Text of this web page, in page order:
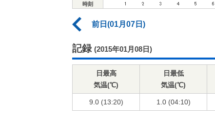
時刻
前日(01月07日)
記録 (2015年01月08日)
日最高
気温(℃)
日最低
気温(℃)
9.0 (13:20) 1.0 (04:10)